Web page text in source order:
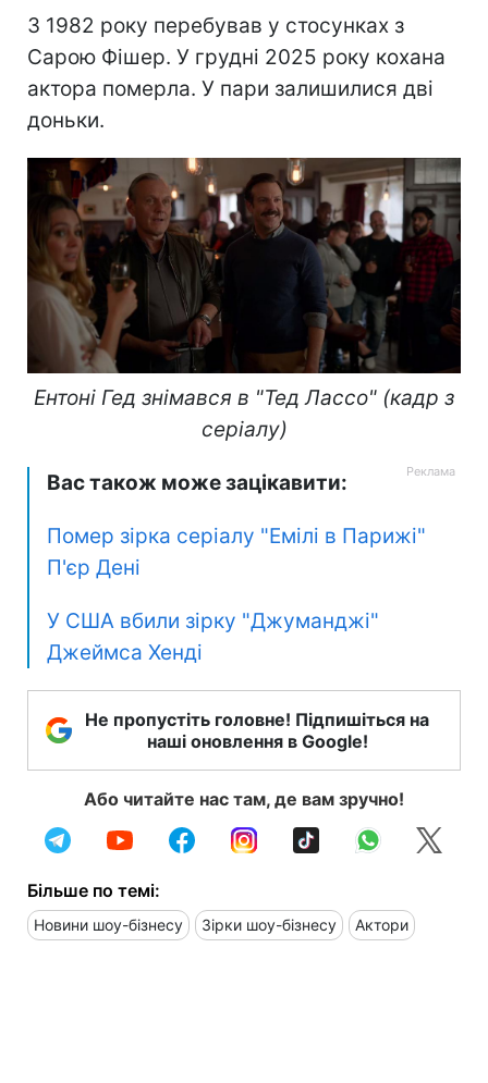
З 1982 року перебував у стосунках з
Сарою Фішер. У грудні 2025 року кохана
актора померла. У пари залишилися дві
доньки.
Ентоні Гед знімався в "Тед Лассо" (кадр з
серіалу)
Вас також може зацікавити:
Помер зірка серіалу "Емілі в Парижі"
П'єр Дені
У США вбили зірку "Джуманджі"
Джеймса Хенді
Не пропустіть головне! Підпишіться на
наші оновлення в Google!
Або читайте нас там, де вам зручно!
Більше по темі:
Новини шоу-бізнесу Зірки шоу-бізнесу Актори